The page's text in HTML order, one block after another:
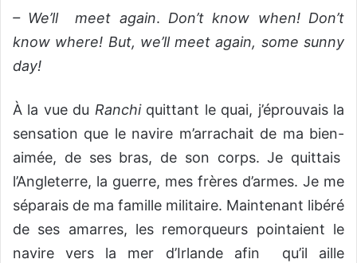
– We’ll meet again. Don’t know when! Don’t
know where! But, we’ll meet again, some sunny
day!
À la vue du Ranchi quittant le quai, j’éprouvais la
sensation que le navire m’arrachait de ma bien-
aimée, de ses bras, de son corps. Je quittais
l’Angleterre, la guerre, mes frères d’armes. Je me
séparais de ma famille militaire. Maintenant libéré
de ses amarres, les remorqueurs pointaient le
navire vers la mer d’Irlande afin qu’il aille